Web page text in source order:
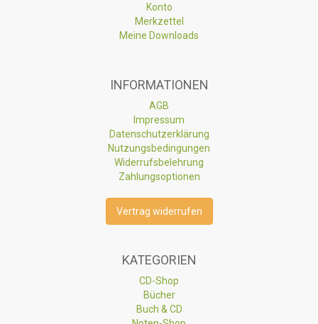
Konto
Merkzettel
Meine Downloads
INFORMATIONEN
AGB
Impressum
Datenschutzerklärung
Nutzungsbedingungen
Widerrufsbelehrung
Zahlungsoptionen
Vertrag widerrufen
KATEGORIEN
CD-Shop
Bücher
Buch & CD